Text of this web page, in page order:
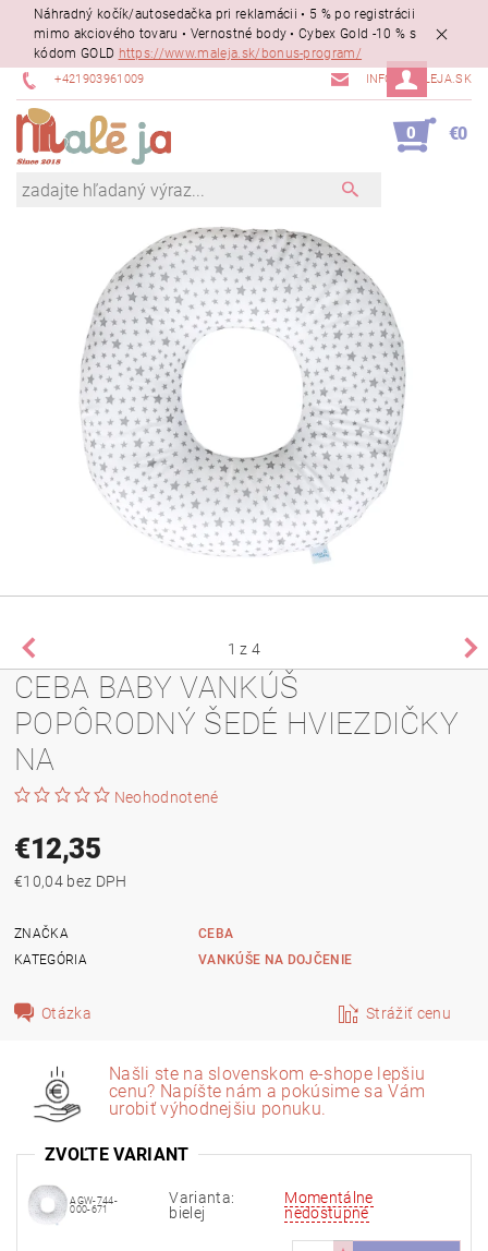
Náhradný kočík/autosedačka pri reklamácii • 5 % po registrácii
mimo akciového tovaru • Vernostné body • Cybex Gold -10 % s
kódom GOLD https://www.maleja.sk/bonus-program/
+421903961009 INFO@MALEJA.SK
0 €0
1 z 4
CEBA BABY VANKÚŠ
POPÔRODNÝ ŠEDÉ HVIEZDIČKY
NA
Neohodnotené
€12,35
€10,04 bez DPH
ZNAČKA
CEBA
KATEGÓRIA
VANKÚŠE NA DOJČENIE
Otázka Strážiť cenu
Našli ste na slovenskom e-shope lepšiu
cenu? Napíšte nám a pokúsime sa Vám
urobiť výhodnejšiu ponuku.
ZVOĽTE VARIANT
AGW-744-
000-671
Varianta:
bielej
Momentálne
nedostupné